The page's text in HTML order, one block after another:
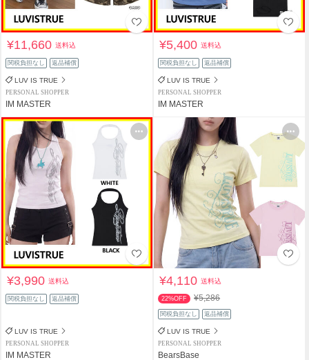
¥11,660送料込
関税負担なし 返品補償
LUV IS TRUE
PERSONAL SHOPPER
IM MASTER
¥5,400送料込
関税負担なし 返品補償
LUV IS TRUE
PERSONAL SHOPPER
IM MASTER
¥3,990送料込
関税負担なし 返品補償
LUV IS TRUE
PERSONAL SHOPPER
IM MASTER
¥4,110送料込
22%OFF ¥5,286
関税負担なし 返品補償
LUV IS TRUE
PERSONAL SHOPPER
BearsBase